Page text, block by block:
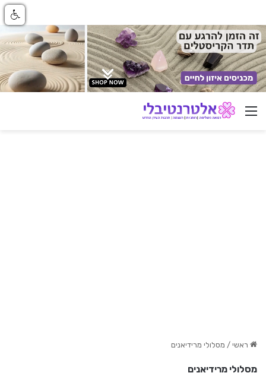
ניווט באתר
ראשי / מסלולי מרידיאנים
מסלולי מרידיאנים